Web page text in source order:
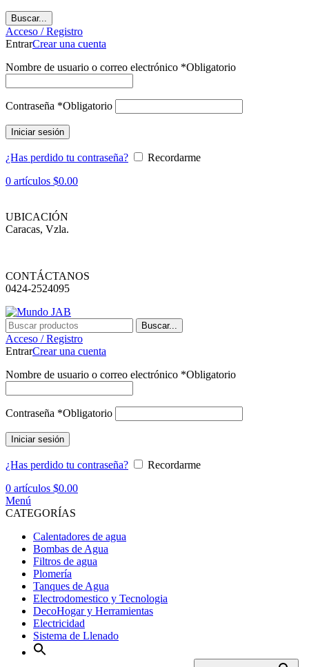
Buscar...
Acceso / Registro
EntrarCrear una cuenta
Nombre de usuario o correo electrónico *Obligatorio
Contraseña *Obligatorio
Iniciar sesión
¿Has perdido tu contraseña?
Recordarme
0 artículos $0.00
UBICACIÓN
Caracas, Vzla.
CONTÁCTANOS
0424-2524095
Buscar...
Acceso / Registro
EntrarCrear una cuenta
Nombre de usuario o correo electrónico *Obligatorio
Contraseña *Obligatorio
Iniciar sesión
¿Has perdido tu contraseña?
Recordarme
0 artículos $0.00
Menú
CATEGORÍAS
Calentadores de agua
Bombas de Agua
Filtros de agua
Plomería
Tanques de Agua
Electrodomestico y Tecnologia
DecoHogar y Herramientas
Electricidad
Sistema de Llenado